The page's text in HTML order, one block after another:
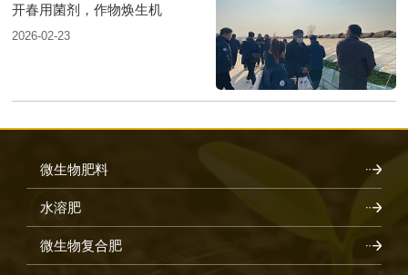
开春用菌剂，作物焕生机
2026-02-23
微生物肥料
水溶肥
微生物复合肥